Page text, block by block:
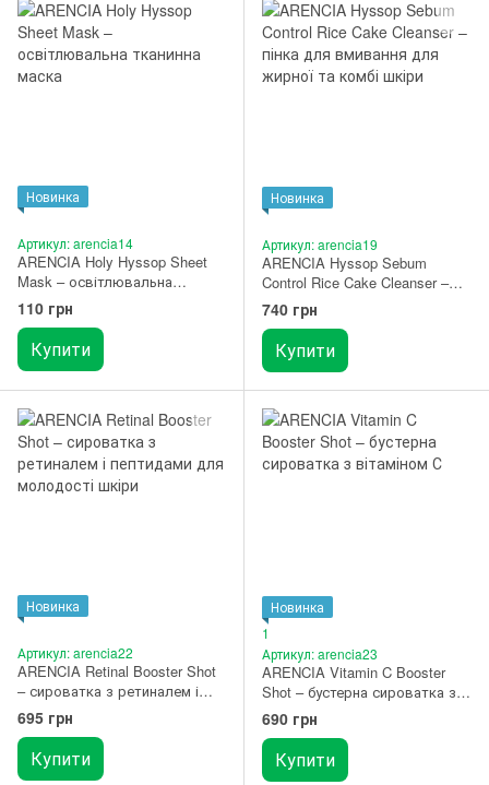
Новинка
Артикул: arencia14
ARENCIA Holy Hyssop Sheet
Mask – освітлювальна
тканинна маска 1 шт.
110 грн
Купити
Новинка
Артикул: arencia19
ARENCIA Hyssop Sebum
Control Rice Cake Cleanser –
пінка для вмивання для
жирної та комбі шкіри 150 мл
740 грн
Купити
Новинка
Артикул: arencia22
ARENCIA Retinal Booster Shot
– сироватка з ретиналем і
пептидами для молодості
шкіри 30 мл
695 грн
Купити
Новинка
1
Артикул: arencia23
ARENCIA Vitamin C Booster
Shot – бустерна сироватка з
вітаміном С 30 мл
690 грн
Купити